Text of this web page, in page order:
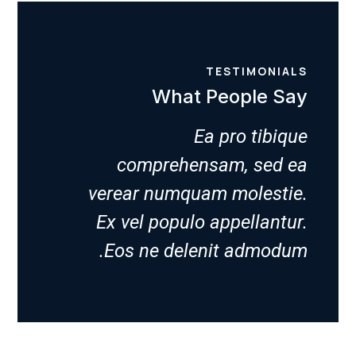
TESTIMONIALS
What People Say
Ea pro tibique
comprehensam, sed ea
verear numquam molestie.
Ex vel populo appellantur.
Eos ne delenit admodum.